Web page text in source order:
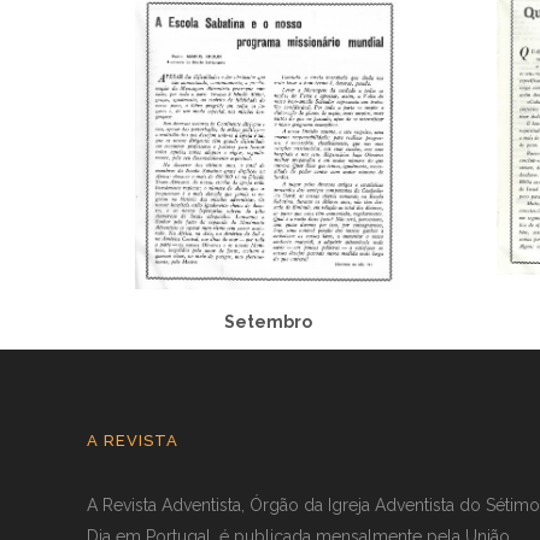
Setembro
A REVISTA
A Revista Adventista, Órgão da Igreja Adventista do Sétimo
Dia em Portugal, é publicada mensalmente pela União